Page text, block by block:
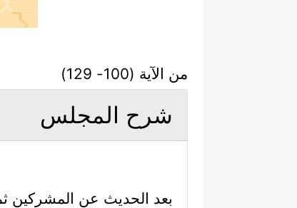
من الآية (100- 129)
شرح المجلس
بعد الحديث عن المشركين